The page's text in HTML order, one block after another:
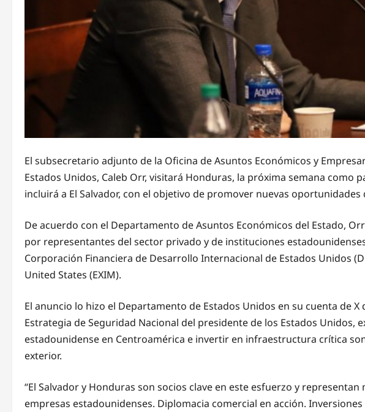
El subsecretario adjunto de la Oficina de Asuntos Económicos y
Estados Unidos, Caleb Orr, visitará Honduras, la próxima semana como
incluirá a El Salvador, con el objetivo de promover nuevas
De acuerdo con el Departamento de Asuntos Económicos del Estado,
por representantes del sector privado y de instituciones
Corporación Financiera de Desarrollo Internacional de Estados Unidos
United States (EXIM).
El anuncio lo hizo el Departamento de Estados Unidos en su cuenta de
Estrategia de Seguridad Nacional del presidente de los Estados Unidos,
estadounidense en Centroamérica e invertir en infraestructura crítica
exterior.
“El Salvador y Honduras son socios clave en este esfuerzo y
empresas estadounidenses. Diplomacia comercial en acción.